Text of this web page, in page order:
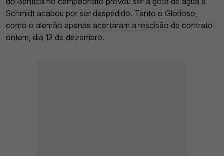
Schmidt acabou por ser despedido. Tanto o Glorioso,
como o alemão apenas acertaram a rescisão de contrato
ontem, dia 12 de dezembro.